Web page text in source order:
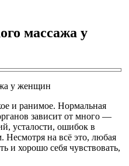
массажа у
и ранимое. Нормальная
зависит от много —
усталости, ошибок в
Несмотря на всё это, любая
и хорошо себя чувствовать,